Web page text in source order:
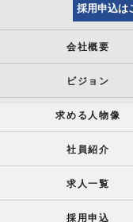
採用申込は
会社概要
ビジョン
求める人物像
社員紹介
求人一覧
採用申込